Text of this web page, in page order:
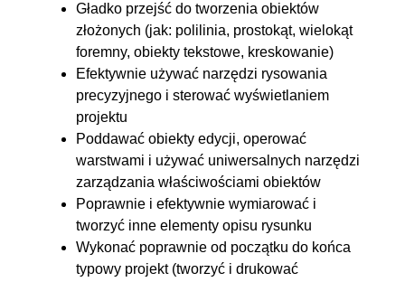
właściwości logiczne i
określone wprost
12.2. Rodzaj linii
00:18:45
12.3. Kolor i szerokość linii
00:04:35
12.4. Operacje na warstwach
13. Wymiarowanie 01:07:26
13.1. Wymiary - styl
wymiarowania
00:10:13
13.2. Wymiar liniowy
OGLĄDAJ »
Gładko przejść do tworzenia obiektów
złożonych (jak: polilinia, prostokąt, wielokąt
foremny, obiekty tekstowe, kreskowanie)
Efektywnie używać narzędzi rysowania
precyzyjnego i sterować wyświetlaniem
projektu
Poddawać obiekty edycji, operować
warstwami i używać uniwersalnych narzędzi
zarządzania właściwościami obiektów
Poprawnie i efektywnie wymiarować i
tworzyć inne elementy opisu rysunku
Wykonać poprawnie od początku do końca
typowy projekt (tworzyć i drukować